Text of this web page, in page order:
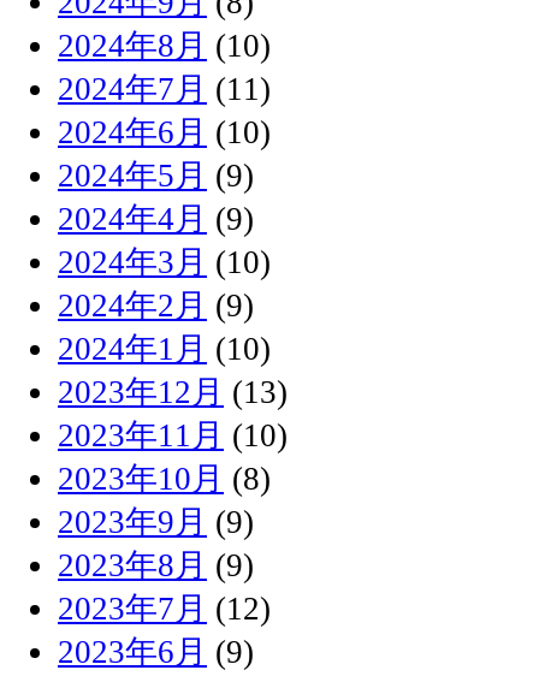
2024年8月 (10)
2024年7月 (11)
2024年6月 (10)
2024年5月 (9)
2024年4月 (9)
2024年3月 (10)
2024年2月 (9)
2024年1月 (10)
2023年12月 (13)
2023年11月 (10)
2023年10月 (8)
2023年9月 (9)
2023年8月 (9)
2023年7月 (12)
2023年6月 (9)